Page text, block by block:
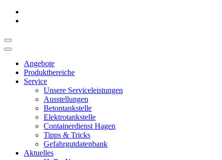
Angebote
Produktbereiche
Service
Unsere Serviceleistungen
Ausstellungen
Betontankstelle
Elektrotankstelle
Containerdienst Hagen
Tipps & Tricks
Gefahrgutdatenbank
Aktuelles